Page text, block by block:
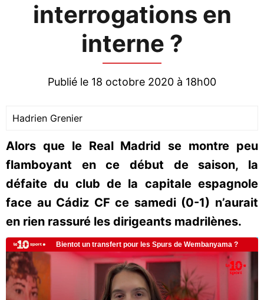
interrogations en
interne ?
Publié le 18 octobre 2020 à 18h00
Hadrien Grenier
Alors que le Real Madrid se montre peu
flamboyant en ce début de saison, la
défaite du club de la capitale espagnole
face au Cádiz CF ce samedi (0-1) n’aurait
en rien rassuré les dirigeants madrilènes.